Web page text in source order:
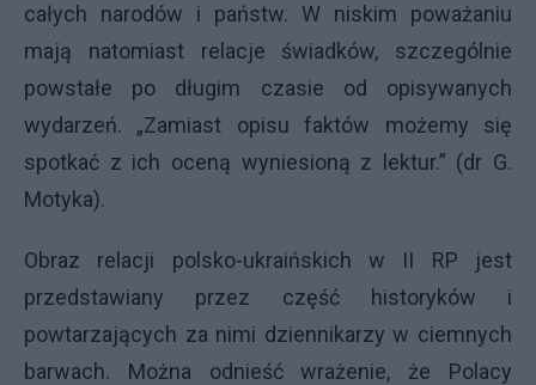
całych narodów i państw. W niskim poważaniu
mają natomiast relacje świadków, szczególnie
powstałe po długim czasie od opisywanych
wydarzeń. „Zamiast opisu faktów możemy się
spotkać z ich oceną wyniesioną z lektur.” (dr G.
Motyka).
Obraz relacji polsko-ukraińskich w II RP jest
przedstawiany przez część historyków i
powtarzających za nimi dziennikarzy w ciemnych
barwach. Można odnieść wrażenie, że Polacy